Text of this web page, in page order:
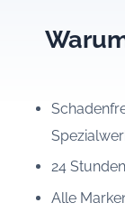
24
Alle